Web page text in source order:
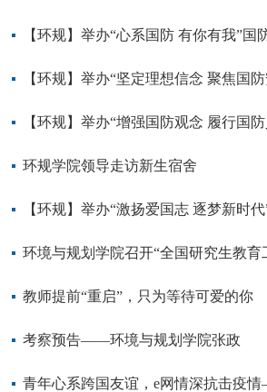
环规学院领导走访新生宿舍
教师提前“重启”，只为等待可爱的你
考察预告——环境与规划学院张政